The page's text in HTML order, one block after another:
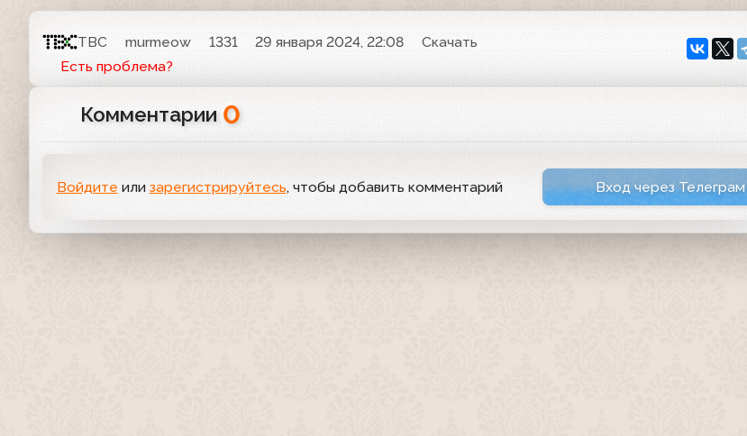
ТВС murmeow 1331 29 января 2024, 22:08
Скачать
Есть проблема?
Комментарии 0
Войдите или зарегистрируйтесь, чтобы добавить комментарий Вход через Телеграм